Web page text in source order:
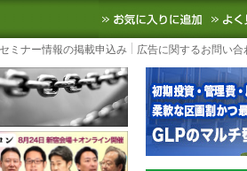
イト
SCMなど国内外の最新の物流ニュお気
ミナー情報の掲載申込み 広告に関するお問い合